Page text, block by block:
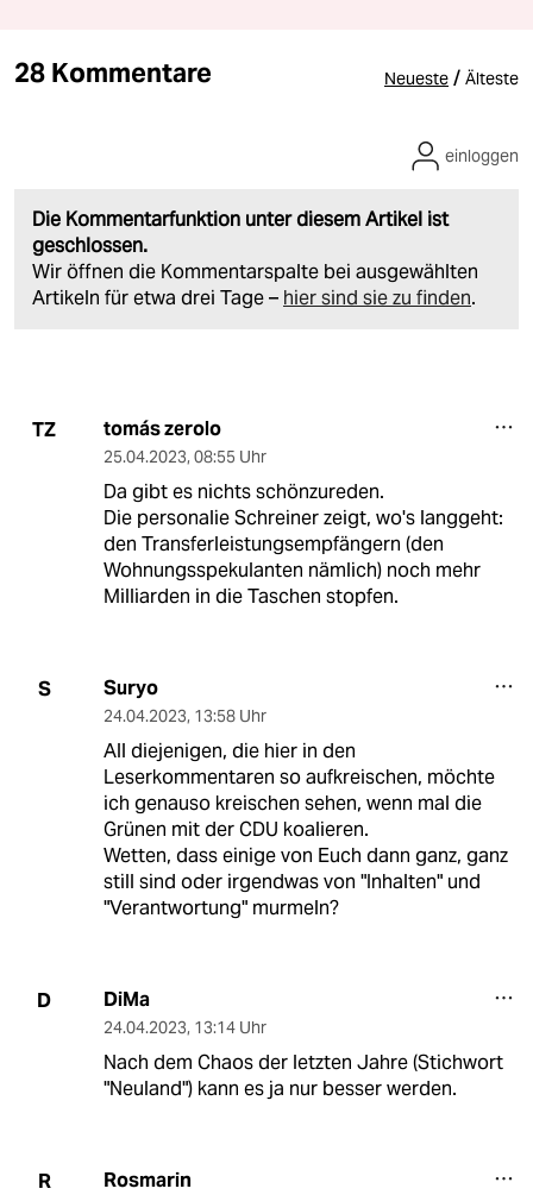
28 Kommentare Neueste / Älteste
Die Kommentarfunktion unter diesem Artikel ist
geschlossen.
Wir öffnen die Kommentarspalte bei ausgewählten
Artikeln für etwa drei Tage – hier sind sie zu finden.
einloggen
TZ tomás zerolo
25.04.2023, 08:55 Uhr
Da gibt es nichts schönzureden.
Die personalie Schreiner zeigt, wo's langgeht:
den Transferleistungsempfängern (den
Wohnungsspekulanten nämlich) noch mehr
Milliarden in die Taschen stopfen.
S Suryo
24.04.2023, 13:58 Uhr
All diejenigen, die hier in den
Leserkommentaren so aufkreischen, möchte
ich genauso kreischen sehen, wenn mal die
Grünen mit der CDU koalieren.
Wetten, dass einige von Euch dann ganz, ganz
still sind oder irgendwas von "Inhalten" und
"Verantwortung" murmeln?
D DiMa
24.04.2023, 13:14 Uhr
Nach dem Chaos der letzten Jahre (Stichwort
"Neuland") kann es ja nur besser werden.
R Rosmarin